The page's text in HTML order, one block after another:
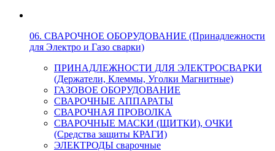
06. СВАРОЧНОЕ ОБОРУДОВАНИЕ (Принадлежности
для Электро и Газо сварки)
ПРИНАДЛЕЖНОСТИ ДЛЯ ЭЛЕКТРОСВАРКИ
(Держатели, Клеммы, Уголки Магнитные)
ГАЗОВОЕ ОБОРУДОВАНИЕ
СВАРОЧНЫЕ АППАРАТЫ
СВАРОЧНАЯ ПРОВОЛКА
СВАРОЧНЫЕ МАСКИ (ЩИТКИ), ОЧКИ
(Средства защиты КРАГИ)
ЭЛЕКТРОДЫ сварочные